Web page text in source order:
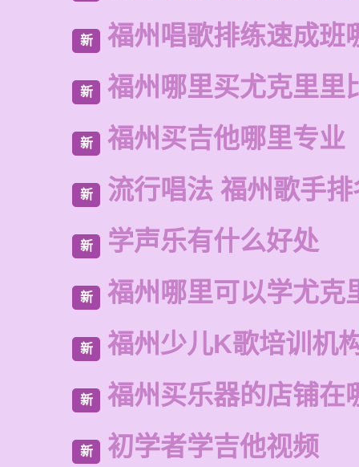
新 福州唱歌排练速成班
新 福州哪里买尤克里里
新 福州买吉他哪里专业
新 流行唱法 福州歌手
新 学声乐有什么好处
新 福州哪里可以学尤克
新 福州少儿K歌培训机
新 福州买乐器的店铺在
新 初学者学吉他视频